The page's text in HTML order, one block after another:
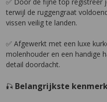
terwijl de ruggengraat
vissen veilig te landen.
✅ Afgewerkt met een luxe
molenhouder en een handige
detail doordacht.
🎣 Belangrijkste